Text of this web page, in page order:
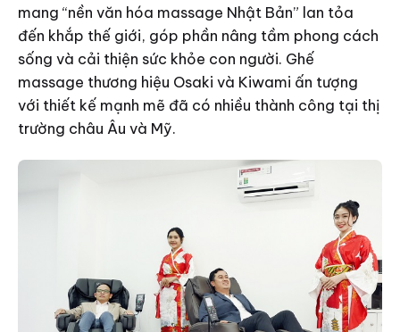
mang “nền văn hóa massage Nhật Bản” lan tỏa
đến khắp thế giới, góp phần nâng tầm phong cách
sống và cải thiện sức khỏe con người. Ghế
massage thương hiệu Osaki và Kiwami ấn tượng
với thiết kế mạnh mẽ đã có nhiều thành công tại thị
trường châu Âu và Mỹ.